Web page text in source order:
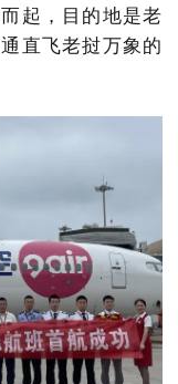
起，目的地是老
直飞老挝万象的